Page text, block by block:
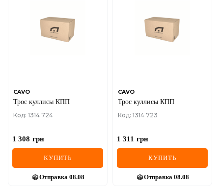
IVECO
LANCIA
LEXUS
LINCOLN
CAVO
Трос куллисы КПП
Код: 1314 724
1 308 грн
КУПИТЬ
Отправка 08.08
CAVO
Трос куллисы КПП
Код: 1314 723
1 311 грн
КУПИТЬ
Отправка 08.08